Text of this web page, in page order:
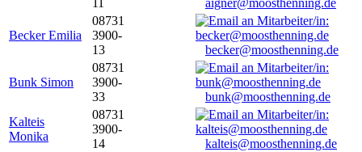
aigner@moosthenning.de
Becker Emilia
08731
3900-
13
becker@moosthenning.de
Bunk Simon
08731
3900-
33
bunk@moosthenning.de
Kalteis
Monika
08731
3900-
14
kalteis@moosthenning.de